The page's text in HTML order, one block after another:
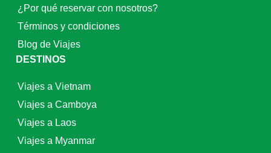
¿Por qué reservar con nosotros?
Términos y condiciones
Blog de Viajes
DESTINOS
Viajes a Vietnam
Viajes a Camboya
Viajes a Laos
Viajes a Myanmar